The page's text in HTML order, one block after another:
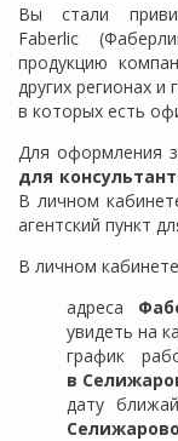
Вы стали
Faberlic
продукцию
других регионах и
в которых есть
Для оформления
для
В личном
агентский пункт
В личном
адреса
увидеть на
график
в
дату
Селижарово